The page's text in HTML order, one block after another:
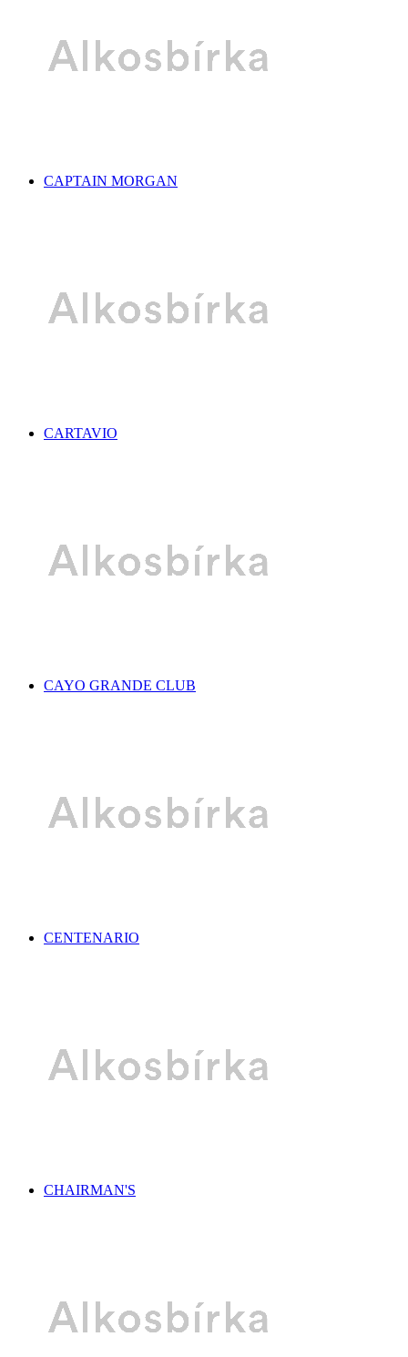
CAPTAIN MORGAN
CARTAVIO
CAYO GRANDE CLUB
CENTENARIO
CHAIRMAN'S